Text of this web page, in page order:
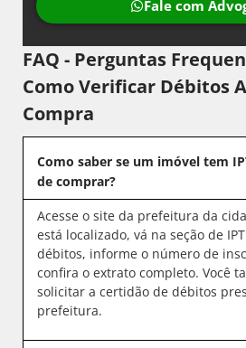
Fale com
FAQ - Perguntas
Como Verificar Débitos
Compra
Como saber se um imóvel tem
de comprar?
Acesse o site da prefeitura da
está localizado, vá na seção de
débitos, informe o número de
confira o extrato completo. Você
solicitar a certidão de débitos
prefeitura.